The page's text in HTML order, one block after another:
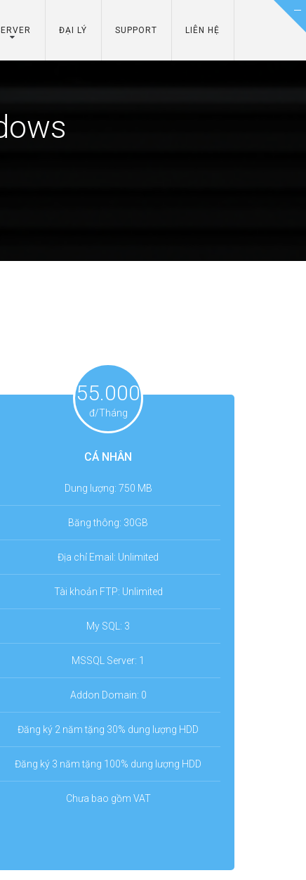
ĐẠI LÝ SUPPORT LIÊN HỆ
55.000
đ/Tháng
CÁ NHÂN
Dung lượng: 750 MB
Băng thông: 30GB
Địa chỉ Email: Unlimited
Tài khoản FTP: Unlimited
My SQL: 3
MSSQL Server: 1
Addon Domain: 0
Đăng ký 2 năm tặng 30% dung lượng HDD
Đăng ký 3 năm tặng 100% dung lượng HDD
Chưa bao gồm VAT